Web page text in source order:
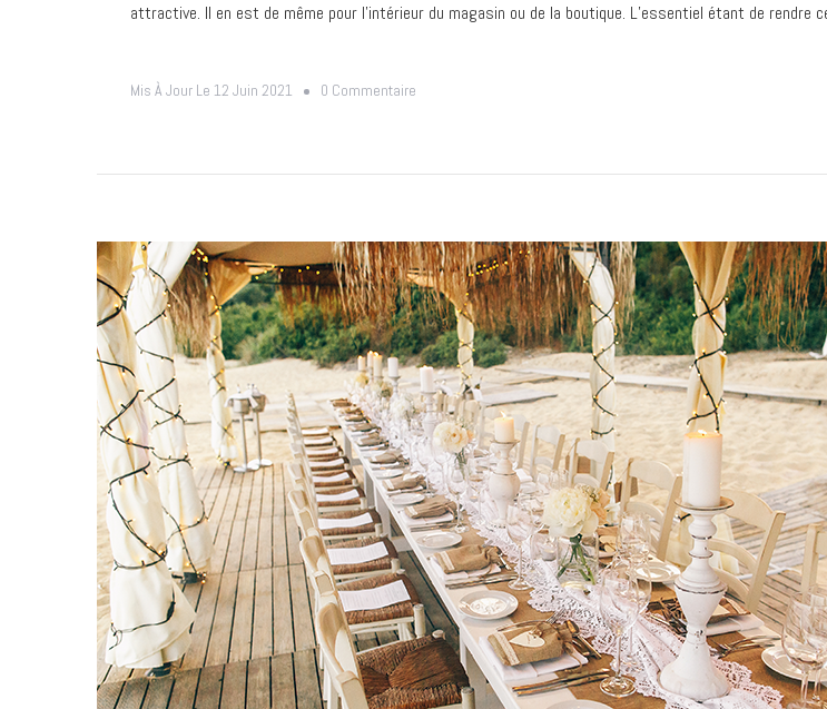
attractive. Il en est de même pour l’intérieur du magasin ou de la boutique. L’essentiel étant de rendre
Mis À Jour Le 12 Juin 2021 0 Commentaire
Un
Magasin
?